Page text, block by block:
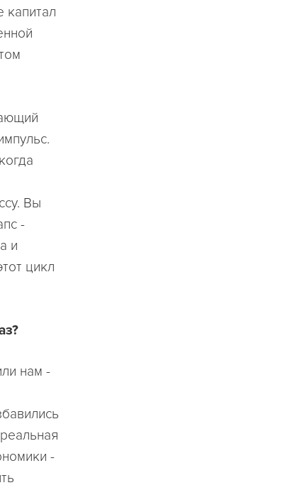
Вы
-
и
цикл
нам -
-